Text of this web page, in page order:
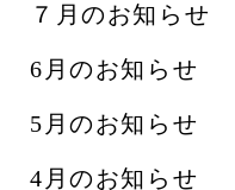
７月のお知らせ
6月のお知らせ
5月のお知らせ
4月のお知らせ